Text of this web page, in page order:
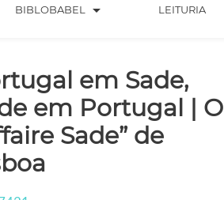
BIBLOBABEL arrow_drop_down LEITURIA
em Sade,
em Portugal | O
Sade” de